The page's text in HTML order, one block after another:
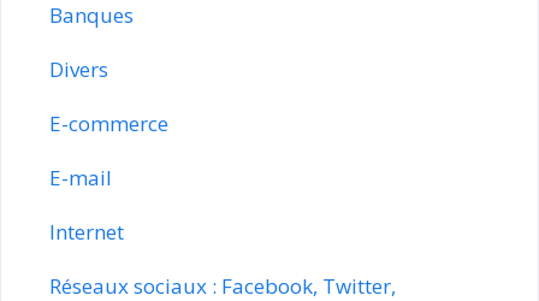
Banques
Divers
E-commerce
E-mail
Internet
Réseaux sociaux : Facebook, Twitter,